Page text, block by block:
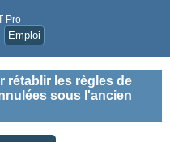
Pro
Emploi
rétablir les règles de
sous l'ancien